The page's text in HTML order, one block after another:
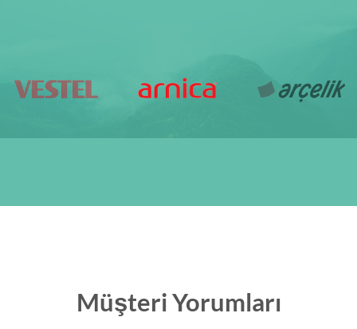
Müşteri Yorumları